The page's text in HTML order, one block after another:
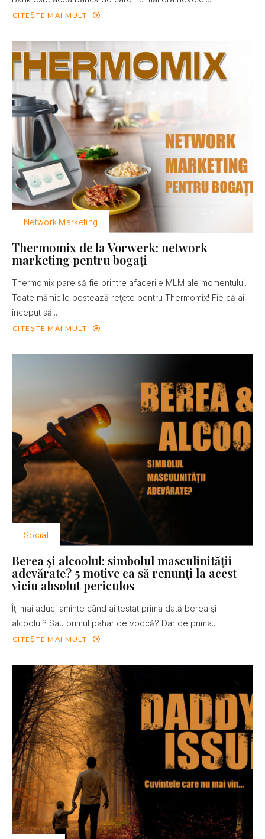
CITEȘTE MAI MULT
Network Marketing
Thermomix de la Vorwerk: network
marketing pentru bogaţi
Thermomix pare să fie printre afacerile MLM ale momentului.
Toate mămicile postează reţete pentru Thermomix! Fie că ai
început să...
CITEȘTE MAI MULT
Social
Berea şi alcoolul: simbolul masculinităţii
adevărate? 5 motive ca să renunţi la acest
viciu absolut periculos
Îţi mai aduci aminte când ai testat prima dată berea şi
alcoolul? Sau primul pahar de vodcă? Dar de prima...
CITEȘTE MAI MULT